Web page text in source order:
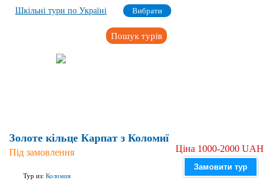
Шкільні тури по Україні Вибрати
Пошук турів
Золоте кільце Карпат з Коломиї
Під замовлення
Тур из: Коломия
Ціна 1000-2000 UAH
Замовити тур